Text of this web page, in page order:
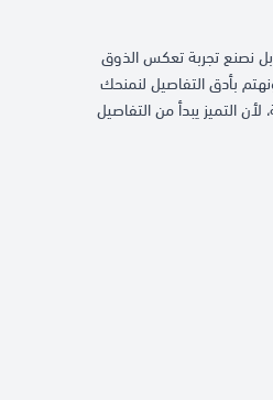
بل نصنع تجربة تعكس الذوق
بأدق التفاصيل لنمنحك
التميز يبدأ من التفاصيل